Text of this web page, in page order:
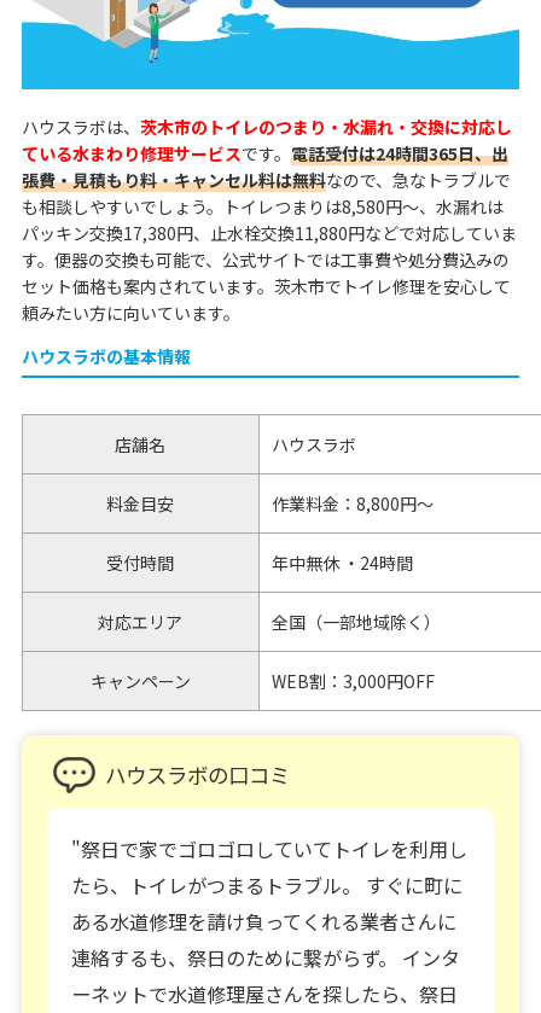
ハウスラボは、 茨木市のトイレのつまり・水漏れ・交換に対応し
ている水まわり修理サービスです。 電話受付は24時間365日、出
張費・見積もり料・キャンセル料は無料なので、急なトラブルで
も相談しやすいでしょう。トイレつまりは8,580円～、水漏れは
パッキン交換17,380円、止水栓交換11,880円などで対応していま
す。便器の交換も可能で、公式サイトでは工事費や処分費込みの
セット価格も案内されています。茨木市でトイレ修理を安心して
頼みたい方に向いています。
ハウスラボの基本情報
店舗名 ハウスラボ
料金目安 作業料金：8,800円～
受付時間 年中無休 ・24時間
対応エリア 全国（一部地域除く）
キャンペーン WEB割：3,000円OFF
ハウスラボの口コミ
"祭日で家でゴロゴロしていてトイレを利用し
たら、トイレがつまるトラブル。 すぐに町に
ある水道修理を請け負ってくれる業者さんに
連絡するも、祭日のために繋がらず。 インタ
ーネットで水道修理屋さんを探したら、祭日